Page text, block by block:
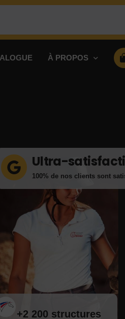
À PROPOS
Ultra-
100% de nos clients sont
+2 200 structures